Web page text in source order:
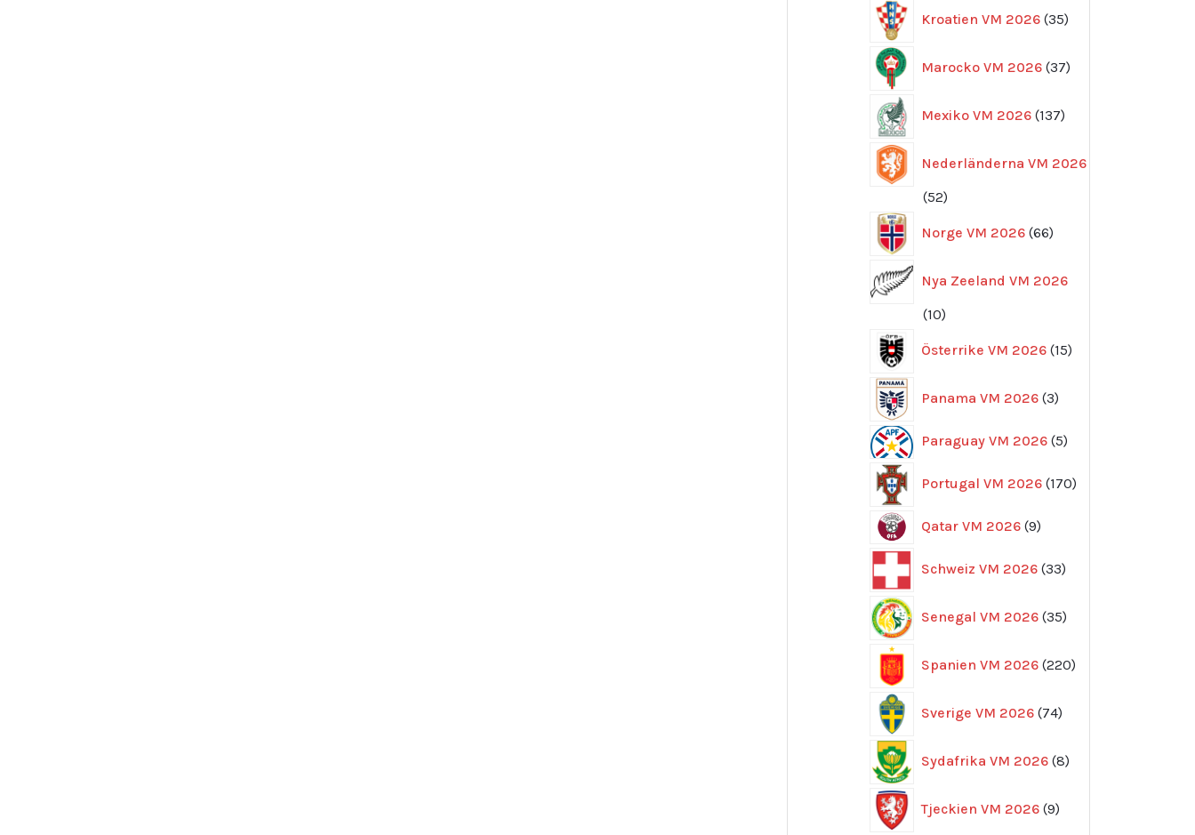
Kroatien VM 2026 35
produkter
Marocko VM 2026 37
produkter
Mexiko VM 2026 137
produkter
Nederländerna VM 2026
5252
Norge VM 2026 66
produkter
Nya Zeeland VM 2026
1010
Österrike VM 2026 15
produkter
Panama VM 2026 3
produkter
Paraguay VM 2026 55
Portugal VM 2026 170
produkter
Qatar VM 2026 99
Schweiz VM 2026 33
produkter
Senegal VM 2026 35
produkter
Spanien VM 2026 220
produkter
Sverige VM 2026 74
produkter
Sydafrika VM 2026 8
produkter
Tjeckien VM 2026 9
produkter